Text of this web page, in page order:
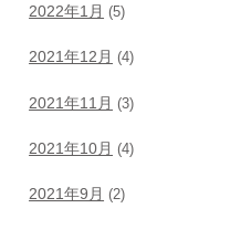
2022年1月 (5)
2021年12月 (4)
2021年11月 (3)
2021年10月 (4)
2021年9月 (2)